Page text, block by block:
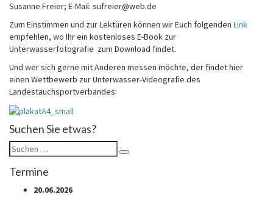
Susanne Freier; E-Mail: sufreier@web.de
Zum Einstimmen und zur Lektüren können wir Euch folgenden Link
empfehlen, wo Ihr ein kostenloses E-Book zur
Unterwasserfotografie zum Download findet.
Und wer sich gerne mit Anderen messen möchte, der findet hier
einen Wettbewerb zur Unterwasser-Videografie des
Landestauchsportverbandes:
Suchen Sie etwas?
Suchen
nach:
Suchen
Termine
20.06.2026